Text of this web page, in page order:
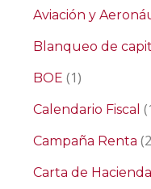
Aviación y
Blanqueo de
BOE (1)
Calendario Fiscal
Campaña Renta
Carta de